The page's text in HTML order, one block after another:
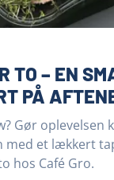
TO – EN
PÅ
Gør oplevelsen
med et lækkert
hos Café Gro.